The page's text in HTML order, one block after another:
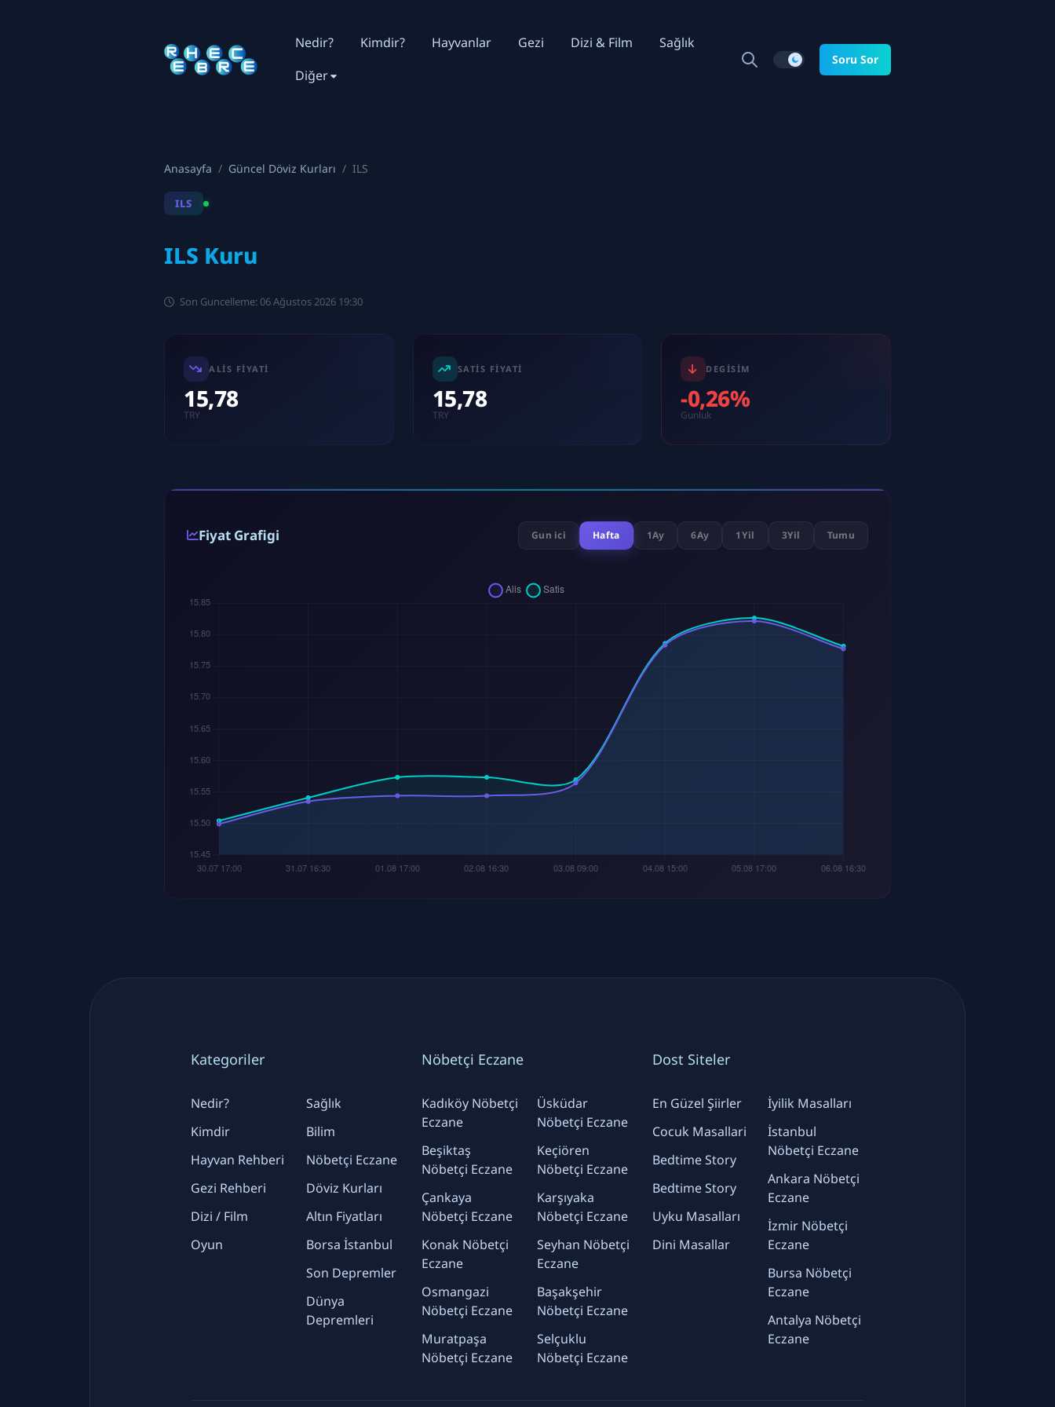
Nedir? Kimdir? Hayvanlar Gezi Dizi & Film
Sağlık
Diğer
Soru Sor
Anasayfa Güncel Döviz Kurları ILS
ILS
ILS Kuru
Son Guncelleme: 06 Ağustos 2026 19:30
ALIS FIYATI
15,78
TRY
SATIS FIYATI
15,78
TRY
DEGISIM
-0,26%
Gunluk
Fiyat Grafigi Gun ici Hafta 1Ay 6Ay 1Yil 3Yil Tumu
Kategoriler
Nedir?
Kimdir
Hayvan Rehberi
Gezi Rehberi
Dizi / Film
Oyun
Sağlık
Bilim
Nöbetçi Eczane
Döviz Kurları
Altın Fiyatları
Borsa İstanbul
Son Depremler
Dünya
Depremleri
Nöbetçi Eczane
Kadıköy Nöbetçi
Eczane
Beşiktaş
Nöbetçi Eczane
Çankaya
Nöbetçi Eczane
Konak Nöbetçi
Eczane
Osmangazi
Nöbetçi Eczane
Muratpaşa
Nöbetçi Eczane
Üsküdar
Nöbetçi Eczane
Keçiören
Nöbetçi Eczane
Karşıyaka
Nöbetçi Eczane
Seyhan Nöbetçi
Eczane
Başakşehir
Nöbetçi Eczane
Selçuklu
Nöbetçi Eczane
Dost Siteler
En Güzel Şiirler
Cocuk Masallari
Bedtime Story
Bedtime Story
Uyku Masalları
Dini Masallar
İyilik Masalları
İstanbul
Nöbetçi Eczane
Ankara Nöbetçi
Eczane
İzmir Nöbetçi
Eczane
Bursa Nöbetçi
Eczane
Antalya Nöbetçi
Eczane